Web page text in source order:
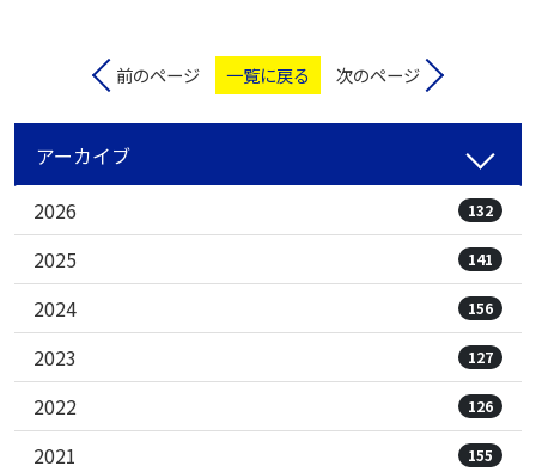
前のページ 一覧に戻る 次のページ
アーカイブ
2026
132
2025 141
2024 156
2023 127
2022 126
2021 155